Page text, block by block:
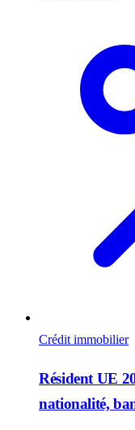
Crédit immobilier
Résident UE
nationalité,